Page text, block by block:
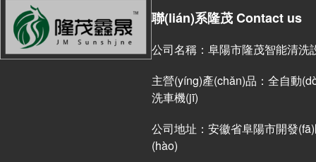
聯(lián)系隆茂 Contact us
公司名稱：阜陽市隆茂智能清洗
主營(yíng)產(chǎn)品：全自動
洗車機(jī)
公司地址：安徽省阜陽市開發
(hào)